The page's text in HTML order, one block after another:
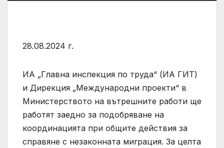
28.08.2024 г.
ИА „Главна инспекция по труда“ (ИА ГИТ)
и Дирекция „Международни проекти“ в
Министерството на вътрешните работи ще
работят заедно за подобряване на
координацията при общите действия за
справяне с незаконната миграция. За целта